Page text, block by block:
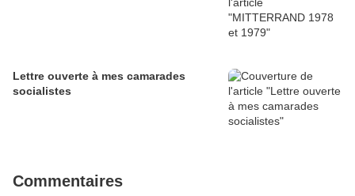
Lettre ouverte à mes camarades
socialistes
Commentaires